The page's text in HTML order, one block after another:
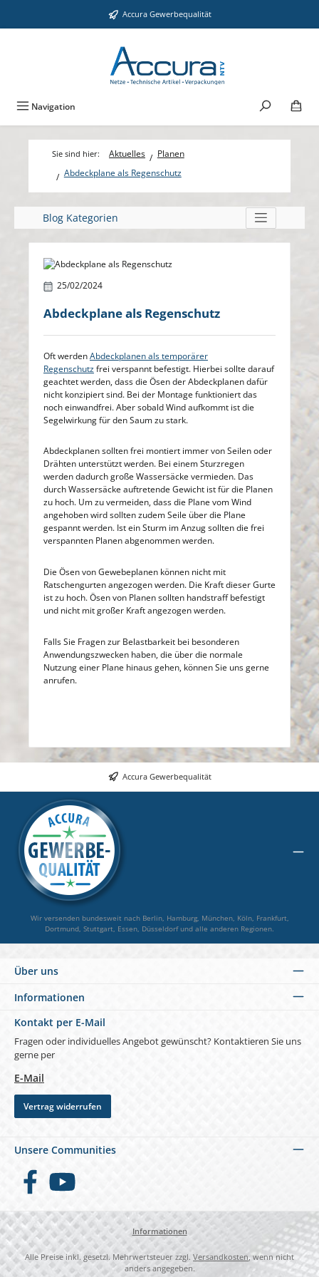
Zum Hauptinhalt springen Accura Gewerbequalität
Navigation
Aktuelles
Planen
Abdeckplane als Regenschutz
Blog Kategorien
Bildergalerie überspringen
25/02/2024
Abdeckplane als Regenschutz
Oft werdenAbdeckplanen als temporärer
Regenschutzfrei verspannt befestigt. Hierbei sollte darauf
geachtet werden, dass die Ösen der Abdeckplanen dafür
nicht konzipiert sind. Bei der Montage funktioniert das
noch einwandfrei. Aber sobald Wind aufkommt ist die
Segelwirkung für den Saum zu stark.
Abdeckplanen sollten frei montiert immer von Seilen oder
Drähten unterstützt werden. Bei einem Sturzregen
werden dadurch große Wassersäcke vermieden. Das
durch Wassersäcke auftretende Gewicht ist für die Planen
zu hoch. Um zu vermeiden, dass die Plane vom Wind
angehoben wird sollten zudem Seile über die Plane
gespannt werden. Ist ein Sturm im Anzug sollten die frei
verspannten Planen abgenommen werden.
Die Ösen von Gewebeplanen können nicht mit
Ratschengurten angezogen werden. Die Kraft dieser Gurte
ist zu hoch. Ösen von Planen sollten handstraff befestigt
und nicht mit großer Kraft angezogen werden.
Falls Sie Fragen zur Belastbarkeit bei besonderen
Anwendungszwecken haben, die über die normale
Nutzung einer Plane hinaus gehen, können Sie uns gerne
anrufen.
Accura Gewerbequalität
Wir versenden bundesweit nach Berlin, Hamburg, München, Köln, Frankfurt,
Dortmund, Stuttgart, Essen, Düsseldorf und alle anderen Regionen.
Über uns
Informationen
Kontakt per E-Mail
Fragen oder individuelles Angebot gewünscht? Kontaktieren Sie uns
gerne per
E-Mail
Vertrag widerrufen
Unsere Communities
FacebookYouTube
Informationen
Alle Preise inkl. gesetzl. Mehrwertsteuer zzgl. Versandkosten, wenn nicht
anders angegeben.